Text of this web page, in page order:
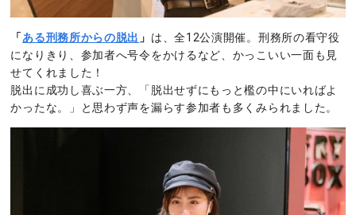
「ある刑務所からの脱出 」 は、全12公演開催。刑務所の看守役
になりきり、参加者へ号令をかけるなど、かっこいい一面も見
せてくれました！
脱出に成功し喜ぶ一方、「脱出せずにもっと檻の中にいればよ
かったな。」と思わず声を漏らす参加者も多くみられました。